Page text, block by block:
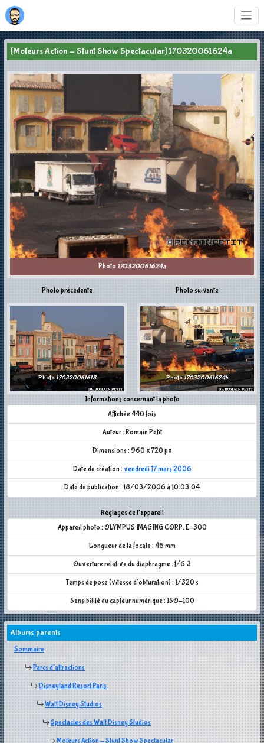
[Moteurs Action - Stunt Show Spectacular] 170320061624a
Photo 170320061624a
Photo précédente
Photo170320061618
Informations concernant la photo
Affichée 440 fois
Auteur : Romain Petit
Dimensions : 960 x 720 px
Date de création : vendredi 17 mars 2006
Date de publication : 18/03/2006 à 10:03:04
Réglages de l'appareil
Appareil photo : OLYMPUS IMAGING CORP. E-300
Longueur de la focale : 46 mm
Ouverture relative du diaphragme : f/6.3
Temps de pose (vitesse d'obturation) : 1/320 s
Sensibilité du capteur numérique : ISO-100
Photo suivante
Photo170320061624b
Albums parents
Sommaire
Parcs d'attractions
Disneyland Resort Paris
Walt Disney Studios
Spectacles des Walt Disney Studios